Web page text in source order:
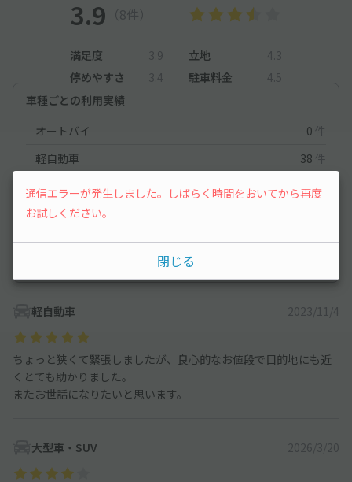
3.9 （8件）
満足度 3.9 立地
4.3
停めやすさ
3.4 駐車料金
4.5
車種ごとの利用実績
オートバイ
0 件
軽自動車
38 件
コンパクトカー
27件
中型車
ワンボックス
20件
軽自動車 2023/11/4
ちょっと狭くて緊張しましたが、良心的なお値段で目的地にも近
くとても助かりました。
またお世話になりたいと思います。
大型車・SUV 2026/3/20
通信エラーが発生しました。しばらく時間をおいてから再度
お試しください。
閉じる